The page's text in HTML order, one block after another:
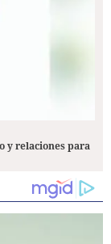
y relaciones para